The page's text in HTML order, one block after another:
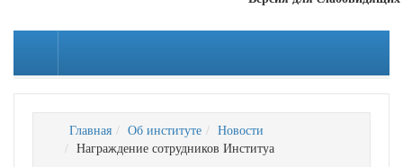
Главная Об институте
Новости
Награждение сотрудников Институа